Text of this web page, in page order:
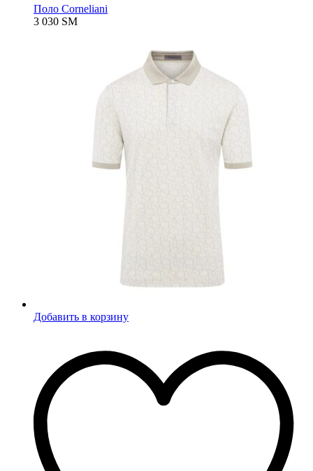
Поло Corneliani
3 030 ЅМ
Добавить в корзину